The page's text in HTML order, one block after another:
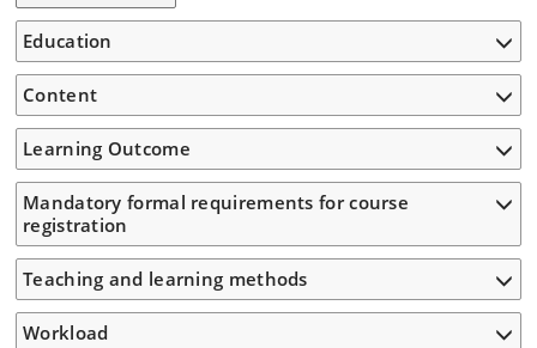
Education
Content
Learning Outcome
Mandatory formal requirements for course
registration
Teaching and learning methods
Workload